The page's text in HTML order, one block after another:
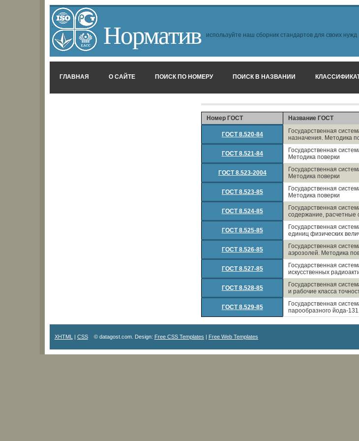
Норматив используйте наш сборник стандартов для своих нужд
ГЛАВНАЯ О САЙТЕ ПОИСК ПО НОМЕРУ ПОИСК В НАЗВАНИИ
Номер ГОСТ Название ГОСТ
ГОСТ 8.520-84
Государственная
назначения. Методика
ГОСТ 8.521-84
Государственная
Методика поверки
ГОСТ 8.523-2004
Государственная
Методика поверки
ГОСТ 8.523-85
Государственная
Методика поверки
ГОСТ 8.524-85
Государственная
содержание, расчетные
ГОСТ 8.525-85
Государственная
единиц физических
ГОСТ 8.526-85
Государственная
аэрозолей. Методика
ГОСТ 8.527-85
Государственная
искусственных
ГОСТ 8.528-85
Государственная
и рабочие класса
ГОСТ 8.529-85
Государственная
парообразного йода-
XHTML | CSS© datagost.com. Design: Free CSS Templates | Free Web Templates